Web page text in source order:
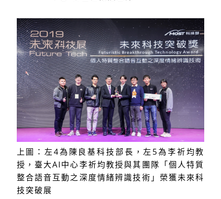
上圖：左4為陳良基科技部長，左5為李祈均教
授，臺大AI中心李祈均教授與其團隊「個人特質
整合語音互動之深度情緒辨識技術」榮獲未來科
技突破展